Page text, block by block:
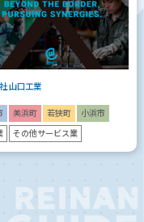
山口工業
美浜町 若狭町 小浜市
その他サービス業